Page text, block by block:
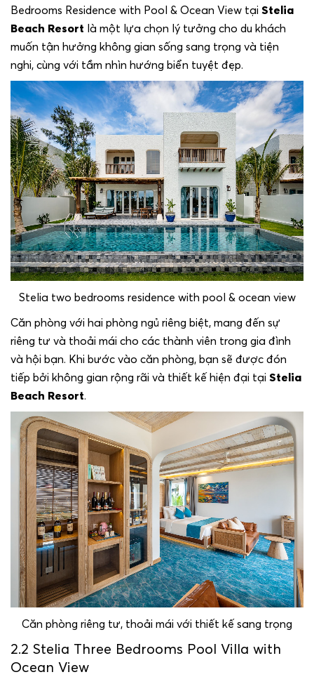
Bedrooms Residence with Pool & Ocean View tại Stelia
Beach Resort là một lựa chọn lý tưởng cho du khách
muốn tận hưởng không gian sống sang trọng và tiện
nghi, cùng với tầm nhìn hướng biển tuyệt đẹp.
Stelia two bedrooms residence with pool & ocean view
Căn phòng với hai phòng ngủ riêng biệt, mang đến sự
riêng tư và thoải mái cho các thành viên trong gia đình
và hội bạn. Khi bước vào căn phòng, bạn sẽ được đón
tiếp bởi không gian rộng rãi và thiết kế hiện đại tại Stelia
Beach Resort.
Căn phòng riêng tư, thoải mái với thiết kế sang trọng
2.2 Stelia Three Bedrooms Pool Villa with
Ocean View